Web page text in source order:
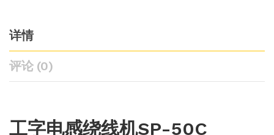
详情
评论 (0)
工字电感绕线机SP-50C